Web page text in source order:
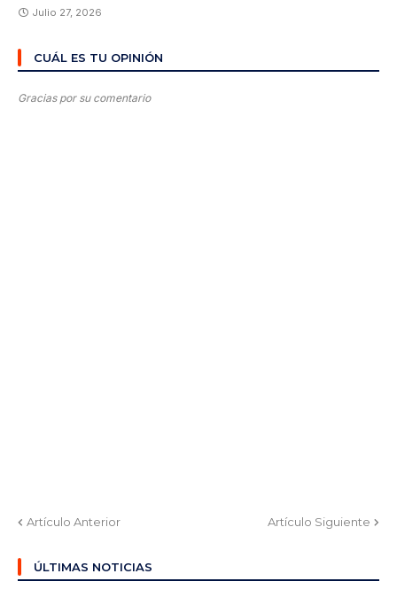
Julio 27, 2026
CUÁL ES TU OPINIÓN
Gracias por su comentario
Artículo Anterior Artículo Siguiente
ÚLTIMAS NOTICIAS